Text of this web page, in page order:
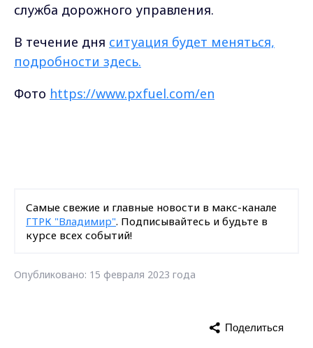
служба дорожного управления.
В течение дня ситуация будет меняться,
подробности здесь.
Фото https://www.pxfuel.com/en
Самые свежие и главные новости в макс-канале
ГТРК "Владимир". Подписывайтесь и будьте в
курсе всех событий!
Опубликовано: 15 февраля 2023 года
Поделиться